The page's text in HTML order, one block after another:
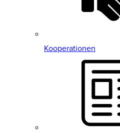
Kooperationen